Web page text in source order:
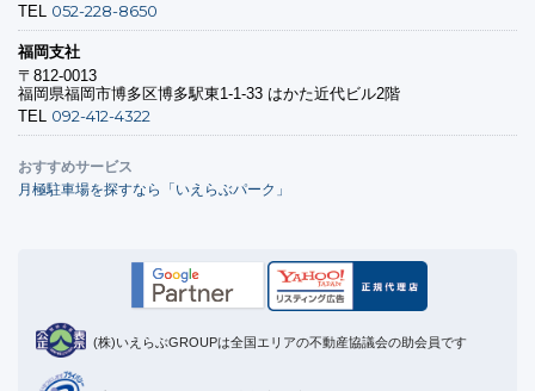
TEL 052-228-8650
福岡支社
〒812-0013
福岡県福岡市博多区博多駅東1-1-33 はかた近代ビル2階
TEL 092-412-4322
おすすめサービス
月極駐車場を探すなら「いえらぶパーク」
(株)いえらぶGROUPは全国エリアの不動産協議会の助会員です